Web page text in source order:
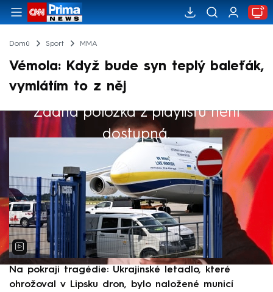
Domů Sport MMA
Vémola: Když bude syn teplý baleťák,
vymlátím to z něj
Žádná položka z playlistu není
dostupná.
Výběr redakce
Na pokraji tragédie: Ukrajinské letadlo, které
ohrožoval v Lipsku dron, bylo naložené municí